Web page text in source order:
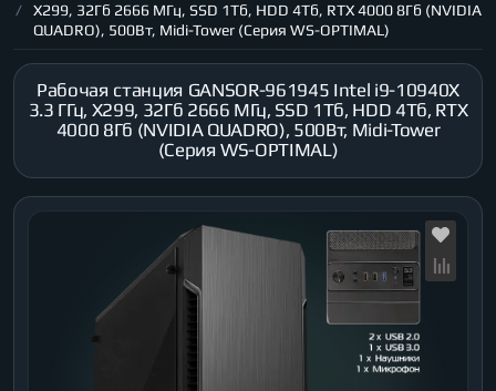
X299, 32Гб 2666 МГц, SSD 1Тб, HDD 4Тб, RTX 4000 8Гб (NVIDIA
QUADRO), 500Вт, Midi-Tower (Серия WS-OPTIMAL)
Рабочая станция GANSOR-961945 Intel i9-10940X
3.3 ГГц, X299, 32Гб 2666 МГц, SSD 1Тб, HDD 4Тб, RTX
4000 8Гб (NVIDIA QUADRO), 500Вт, Midi-Tower
(Серия WS-OPTIMAL)